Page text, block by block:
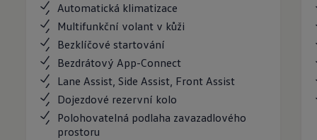
Automatická klimatizace
Multifunkční volant v kůži
Bezklíčové startování
Bezdrátový App-Connect
Lane Assist, Side Assist, Front Assist
Dojezdové rezervní kolo
Polohovatelná podlaha zavazadlového
prostoru